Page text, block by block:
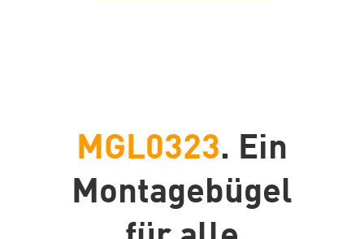
MGL0323. Ein
Montagebügel